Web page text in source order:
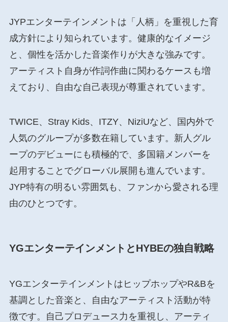
JYPエンターテインメントは「人柄」を重視した育
成方針により知られています。健康的なイメージ
と、個性を活かした音楽作りが大きな強みです。
アーティスト自身が作詞作曲に関わるケースも増
えており、自由な自己表現が尊重されています。
TWICE、Stray Kids、ITZY、NiziUなど、国内外で
人気のグループが多数在籍しています。新人グル
ープのデビューにも積極的で、多国籍メンバーを
起用することでグローバル展開も進んでいます。
JYP特有の明るい雰囲気も、ファンから愛される理
由のひとつです。
YGエンターテインメントとHYBEの独自戦略
YGエンターテインメントはヒップホップやR&Bを
基調とした音楽と、自由なアーティスト活動が特
徴です。自己プロデュース力を重視し、アーティ